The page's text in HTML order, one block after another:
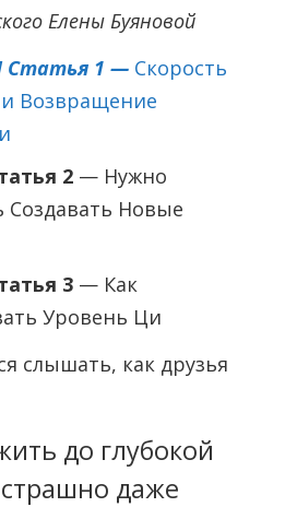
Елены Буяновой
Статья 1 — Скорость
Возвращение
2 — Нужно
Создавать Новые
3 — Как
Уровень Ци
слышать, как друзья
до глубокой
страшно даже